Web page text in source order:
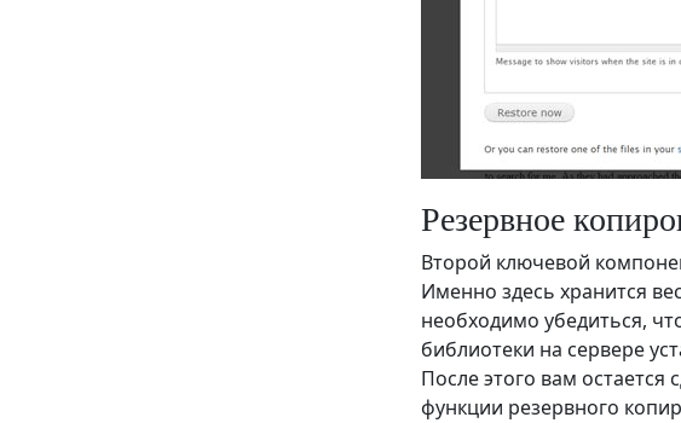
Резервное
Второй ключевой
Именно здесь хранится
необходимо убедиться,
библиотеки на сервере
После этого вам
функции резервного